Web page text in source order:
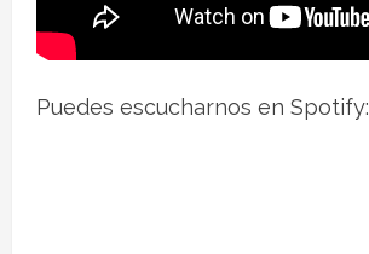
Puedes escucharnos en Spotify: